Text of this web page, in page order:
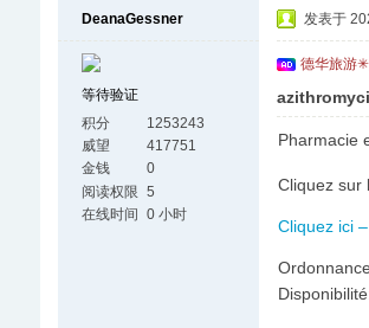
DeanaGessner
等待验证
积分
1253243
威望
417751
金钱
0
阅读权限 5
在线时间 0 小时
发表于
德华旅游
Pharmacie
Cliquez sur
Cliquez ici